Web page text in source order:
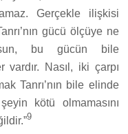
Gerçekle ilişkisi
gücü ölçüye ne
bu gücün bile
vardır. Nasıl, iki çarpı
Tanrı’nın bile elinde
kötü olmamasını
9